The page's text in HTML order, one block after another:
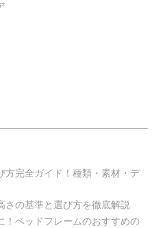
方完全ガイド！種類・素材・デ
さの基準と選び方を徹底解説
！ベッドフレームのおすすめの